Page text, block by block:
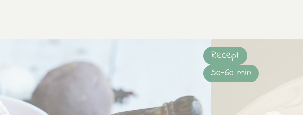
Recept
50-60 min